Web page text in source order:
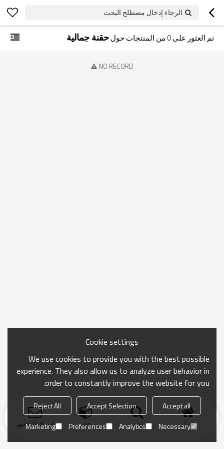
الرجاء إدخال مصطلح البحث
تم العثور على0من المنتجات حولحقنة جمالية
NO RECORD
منزل بحث فئة ارسال التحقيق
Cookie settings
We use cookies to provide you with the best possible
experience. They also allow us to analyze user behavior in
order to constantly improve the website for you.
Accept all
Accept Selection
Reject All
Necessary
Analytics
Preferences
Marketing